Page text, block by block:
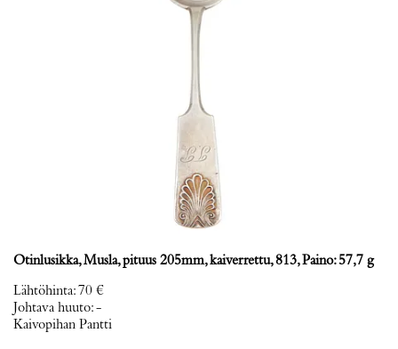
Otinlusikka, Musla, pituus 205mm, kaiverrettu, 813, Paino: 57,7 g
Lähtöhinta:70 €
Johtava huuto:-
Kaivopihan Pantti